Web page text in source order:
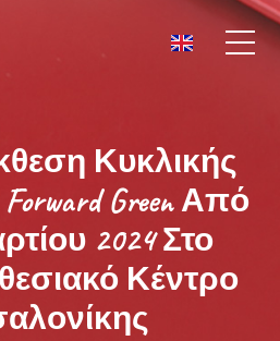
Κυκλικής
Green Από
2024 Στο
Κέντρο